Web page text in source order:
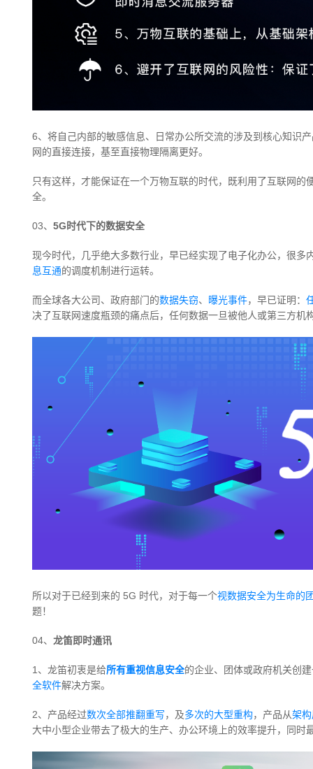
6、将自己内部的敏感信息、日常办公所交流的涉及到核心知识
网的直接连接，基至直接物理隔离更好。
只有这样，才能保证在一个万物互联的时代，既利用了互联网
全。
03、 5G时代下的数据安全
现今时代，几乎绝大多数行业，早已经实现了电子化办公，很
息互通的调度机制进行运转。
而全球各大公司、政府部门的数据失窃、 曝光事件，早已证明：
决了互联网速度瓶颈的痛点后，任何数据一旦被他人或第三方机
所以对于已经到来的 5G 时代，对于每一个视数据安全为生命的
题！
04、 龙笛即时通讯
1、龙笛初衷是给所有重视信息安全的企业、团体或政府机关创
全软件解决方案。
2、产品经过数次全部推翻重写，及多次的大型重构，产品从架
大中小型企业带去了极大的生产、办公环境上的效率提升，同